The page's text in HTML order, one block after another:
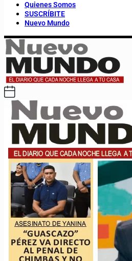
Quienes Somos
SUSCRÍBITE
Nuevo Mundo